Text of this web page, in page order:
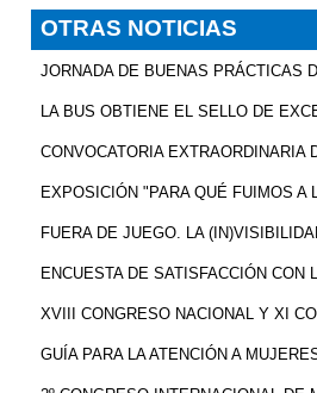
OTRAS NOTICIAS
JORNADA DE BUENAS PRÁCTICAS
LA BUS OBTIENE EL SELLO DE
CONVOCATORIA EXTRAORDINARIA
EXPOSICIÓN "PARA QUÉ FUIMOS A
FUERA DE JUEGO. LA
ENCUESTA DE SATISFACCIÓN CON
XVIII CONGRESO NACIONAL Y XI
GUÍA PARA LA ATENCIÓN A